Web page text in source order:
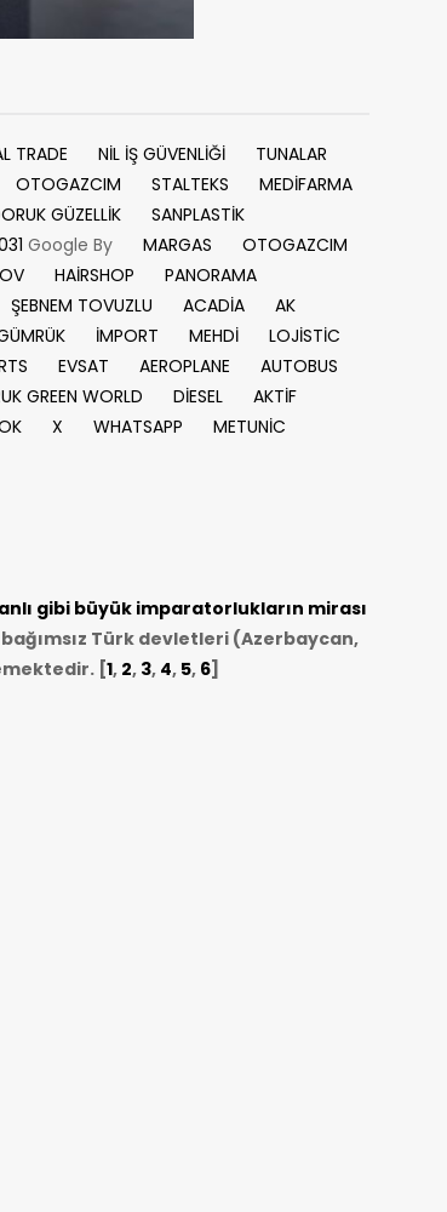
TRADE NİL İŞ GÜVENLİĞİ
TUNALAR
OTOGAZCIM STALTEKS
MEDİFARMA
GÜZELLİK
SANPLASTİK
Google By MARGAS
OTOGAZCIM
HAİRSHOP
PANORAMA
ŞEBNEM TOVUZLU ACADİA
AK
İMPORT MEHDİ
LOJİSTİC
EVSAT AEROPLANE
AUTOBUS
GREEN WORLD DİESEL
AKTİF
X WHATSAPP
METUNİC
gibi büyük imparatorlukların mirası
Türk devletleri (Azerbaycan,
[1, 2, 3, 4, 5, 6]